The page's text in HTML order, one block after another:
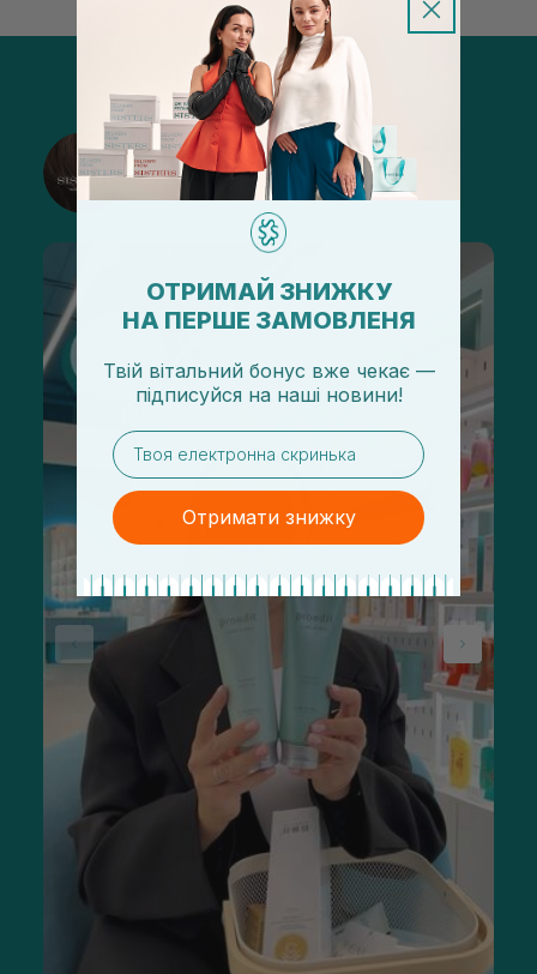
@sisters_stelmakh в Instagram
Підписатися
ОТРИМАЙ ЗНИЖКУ
НА ПЕРШЕ ЗАМОВЛЕНЯ
Твій вітальний бонус вже чекає —
підписуйся на наші новини!
email
Отримати знижку